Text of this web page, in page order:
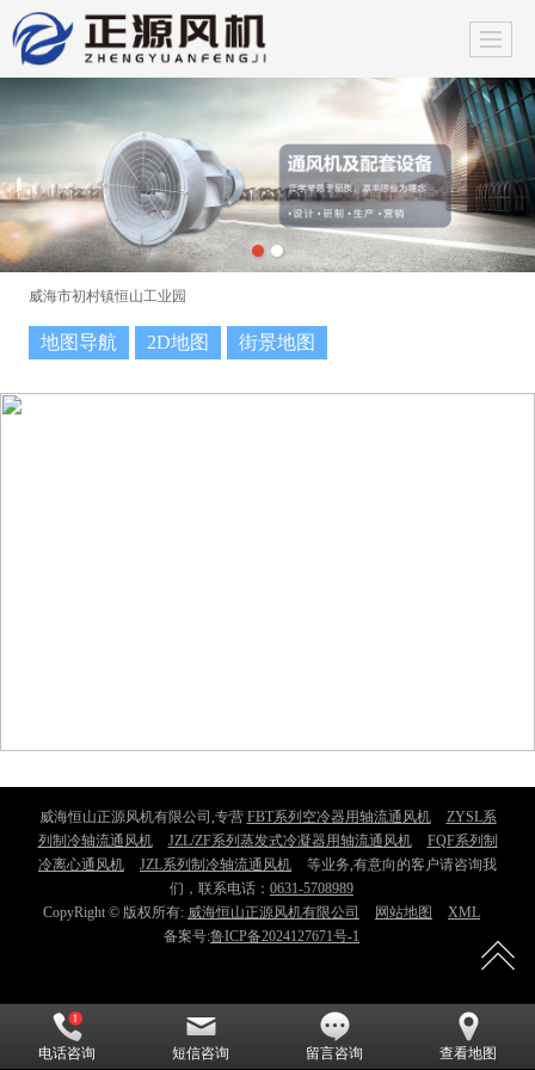
威海市初村镇恒山工业园
地图导航 2D地图 街景地图
威海恒山正源风机有限公司,专营 FBT系列空冷器用轴流通风机
ZYSL系
列制冷轴流通风机
JZL/ZF系列蒸发式冷凝器用轴流通风机
FQF系列制
冷离心通风机
JZL系列制冷轴流通风机
等业务,有意向的客户请咨询我
们，联系电话： 0631-5708989
CopyRight © 版权所有: 威海恒山正源风机有限公司 网站地图
XML
备案号:鲁ICP备2024127671号-1
电话咨询 短信咨询 留言咨询 查看地图